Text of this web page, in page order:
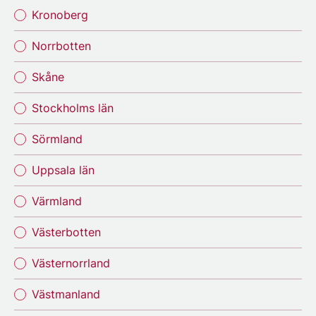
Kronoberg
Norrbotten
Skåne
Stockholms län
Sörmland
Uppsala län
Värmland
Västerbotten
Västernorrland
Västmanland